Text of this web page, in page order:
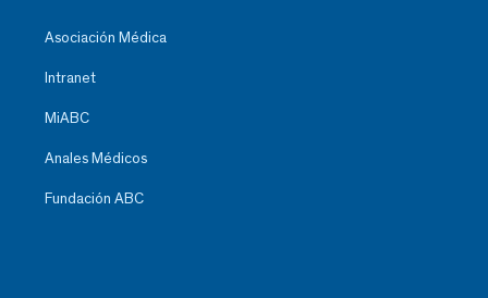
Asociación Médica
Intranet
MiABC
Anales Médicos
Fundación ABC